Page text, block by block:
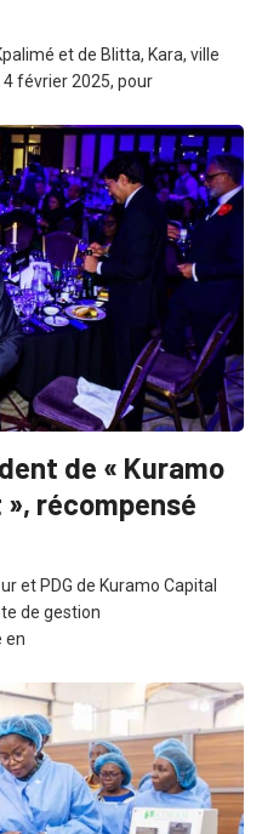
et de Blitta, Kara, ville
février 2025, pour
de « Kuramo
récompensé
et PDG de Kuramo Capital
de gestion
en